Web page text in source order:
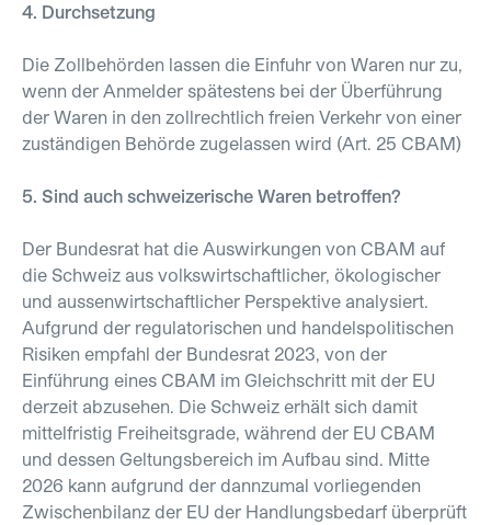
4. Durchsetzung
Die Zollbehörden lassen die Einfuhr von Waren nur zu,
wenn der Anmelder spätestens bei der Überführung
der Waren in den zollrechtlich freien Verkehr von einer
zuständigen Behörde zugelassen wird (Art. 25 CBAM)
5. Sind auch schweizerische Waren betroffen?
Der Bundesrat hat die Auswirkungen von CBAM auf
die Schweiz aus volkswirtschaftlicher, ökologischer
und aussenwirtschaftlicher Perspektive analysiert.
Aufgrund der regulatorischen und handelspolitischen
Risiken empfahl der Bundesrat 2023, von der
Einführung eines CBAM im Gleichschritt mit der EU
derzeit abzusehen. Die Schweiz erhält sich damit
mittelfristig Freiheitsgrade, während der EU CBAM
und dessen Geltungsbereich im Aufbau sind. Mitte
2026 kann aufgrund der dannzumal vorliegenden
Zwischenbilanz der EU der Handlungsbedarf überprüft